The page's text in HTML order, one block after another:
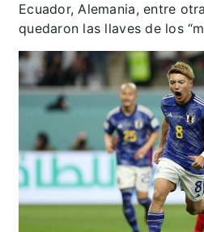
Ecuador, Alemania, entre
quedaron las llaves de los